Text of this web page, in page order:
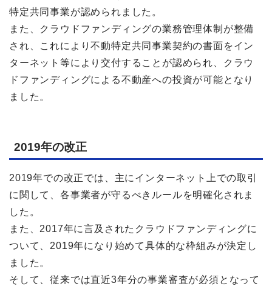
特定共同事業が認められました。
また、クラウドファンディングの業務管理体制が整備
され、これにより不動特定共同事業契約の書面をイン
ターネット等により交付することが認められ、クラウ
ドファンディングによる不動産への投資が可能となり
ました。
2019年の改正
2019年での改正では、主にインターネット上での取引
に関して、各事業者が守るべきルールを明確化されま
した。
また、2017年に言及されたクラウドファンディングに
ついて、2019年になり始めて具体的な枠組みが決定し
ました。
そして、従来では直近3年分の事業審査が必須となって